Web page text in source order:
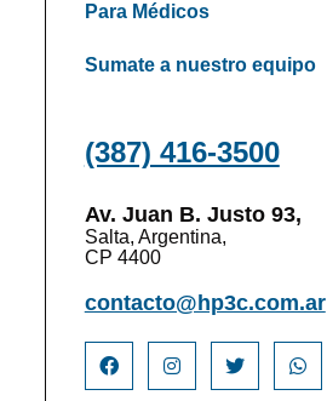
Para Médicos
Sumate a nuestro equipo
(387) 416-3500
Av. Juan B. Justo 93,
Salta, Argentina,
CP 4400
contacto@hp3c.com.ar